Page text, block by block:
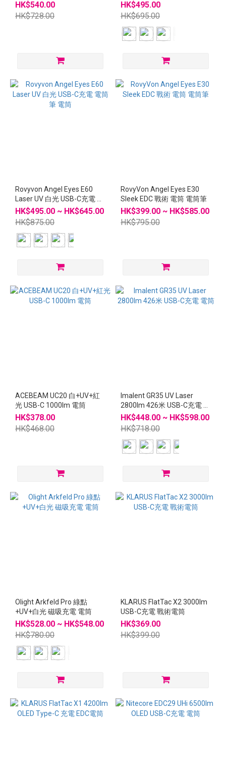
HK$540.00
HK$728.00
HK$495.00
HK$695.00
Rovyvon Angel Eyes E60
Laser UV 白光 USB-C充電 電
筒筆 電筒
HK$495.00 ~ HK$645.00
HK$875.00
RovyVon Angel Eyes E30
Sleek EDC 戰術 電筒 電筒筆
HK$399.00 ~ HK$585.00
HK$795.00
ACEBEAM UC20 白+UV+紅
光 USB-C 1000lm 電筒
HK$378.00
HK$468.00
Imalent GR35 UV Laser
2800lm 426米 USB-C充電 電
筒
HK$448.00 ~ HK$598.00
HK$718.00
Olight Arkfeld Pro 綠點
+UV+白光 磁吸充電 電筒
HK$528.00 ~ HK$548.00
HK$780.00
KLARUS FlatTac X2 3000lm
USB-C充電 戰術電筒
HK$369.00
HK$399.00